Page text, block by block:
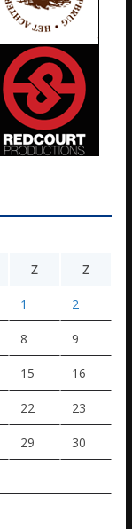
Z Z
1 2
8 9
15 16
22 23
29 30